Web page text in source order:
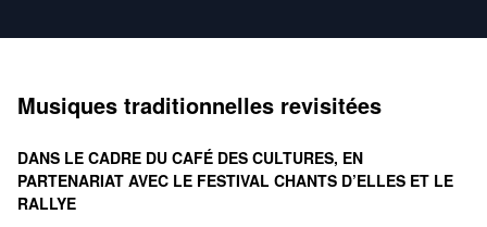
Musiques traditionnelles revisitées
DANS LE CADRE DU CAFÉ DES CULTURES, EN
PARTENARIAT AVEC LE FESTIVAL CHANTS D’ELLES ET LE
RALLYE